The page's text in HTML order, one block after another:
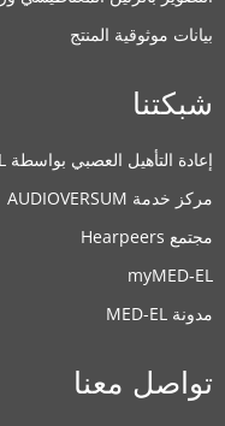
بيانات موثوقية المنتج
شبكتنا
إعادة التأهيل العصبي بواسطة STIWELL
مركز خدمة AUDIOVERSUM
مجتمع Hearpeers
myMED‑EL
مدونة MED-EL
تواصل معنا